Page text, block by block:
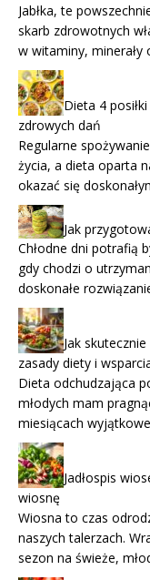
Jabłka, te
skarb zdrowotnych
w witaminy,
Dieta 4
zdrowych dań
Regularne
życia, a dieta oparta
okazać się
Jak
Chłodne dni potrafią
gdy chodzi o
doskonałe
Jak
zasady diety i
Dieta odchudzająca
młodych mam
miesiącach
Jadłospis
wiosnę
Wiosna to czas
naszych talerzach.
sezon na świeże,